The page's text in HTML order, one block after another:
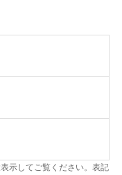
示してご覧ください。表記